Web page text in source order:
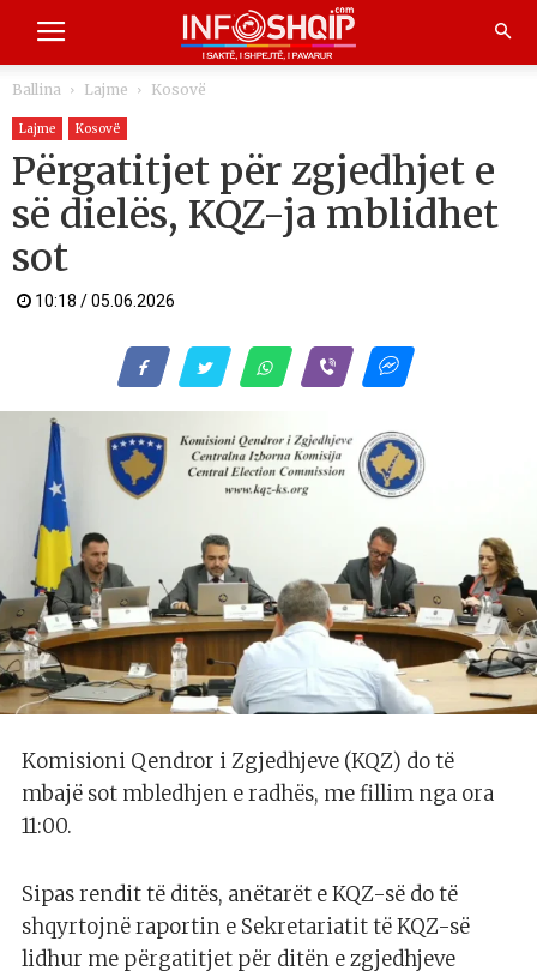
Ballina Lajme Kosovë
Lajme Kosovë
Përgatitjet për zgjedhjet e
së dielës, KQZ-ja mblidhet
sot
10:18 / 05.06.2026
Komisioni Qendror i Zgjedhjeve (KQZ) do të
mbajë sot mbledhjen e radhës, me fillim nga ora
11:00.
Sipas rendit të ditës, anëtarët e KQZ-së do të
shqyrtojnë raportin e Sekretariatit të KQZ-së
lidhur me përgatitjet për ditën e zgjedhjeve